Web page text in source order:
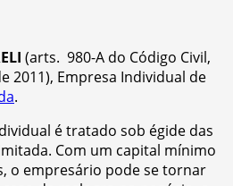
(arts. 980-A do Código Civil,
2011), Empresa Individual de
.
é tratado sob égide das
Com um capital mínimo
o empresário pode se tornar